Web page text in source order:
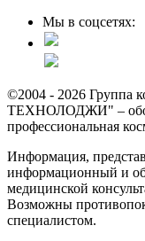
Мы в соцсетях:
©2004 - 2026
ТЕХНОЛОДЖИ" –
профессиональная
Информация,
информационный и
медицинской
Возможны
специалистом.